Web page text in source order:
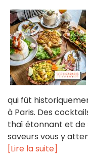
qui fût
à Paris. Des
thaï étonnant et de
saveurs vous y
[Lire la suite]